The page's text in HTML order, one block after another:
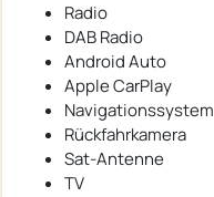
Radio
DAB Radio
Android Auto
Apple CarPlay
Navigationssystem
Rückfahrkamera
Sat-Antenne
TV